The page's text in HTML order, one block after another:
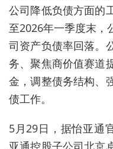
公司降低负债方面的
至2026年一季度末，
司资产负债率回落。
务、聚焦商价值赛道
金，调整债务结构、
债工作。
5 月 29日，据怡亚通
亚通控股子公司北京